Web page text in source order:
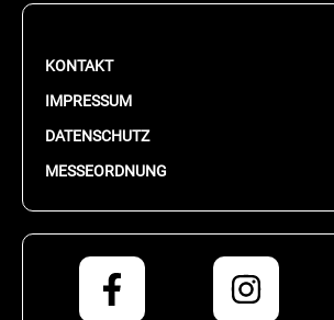
KONTAKT
IMPRESSUM
DATENSCHUTZ
MESSEORDNUNG